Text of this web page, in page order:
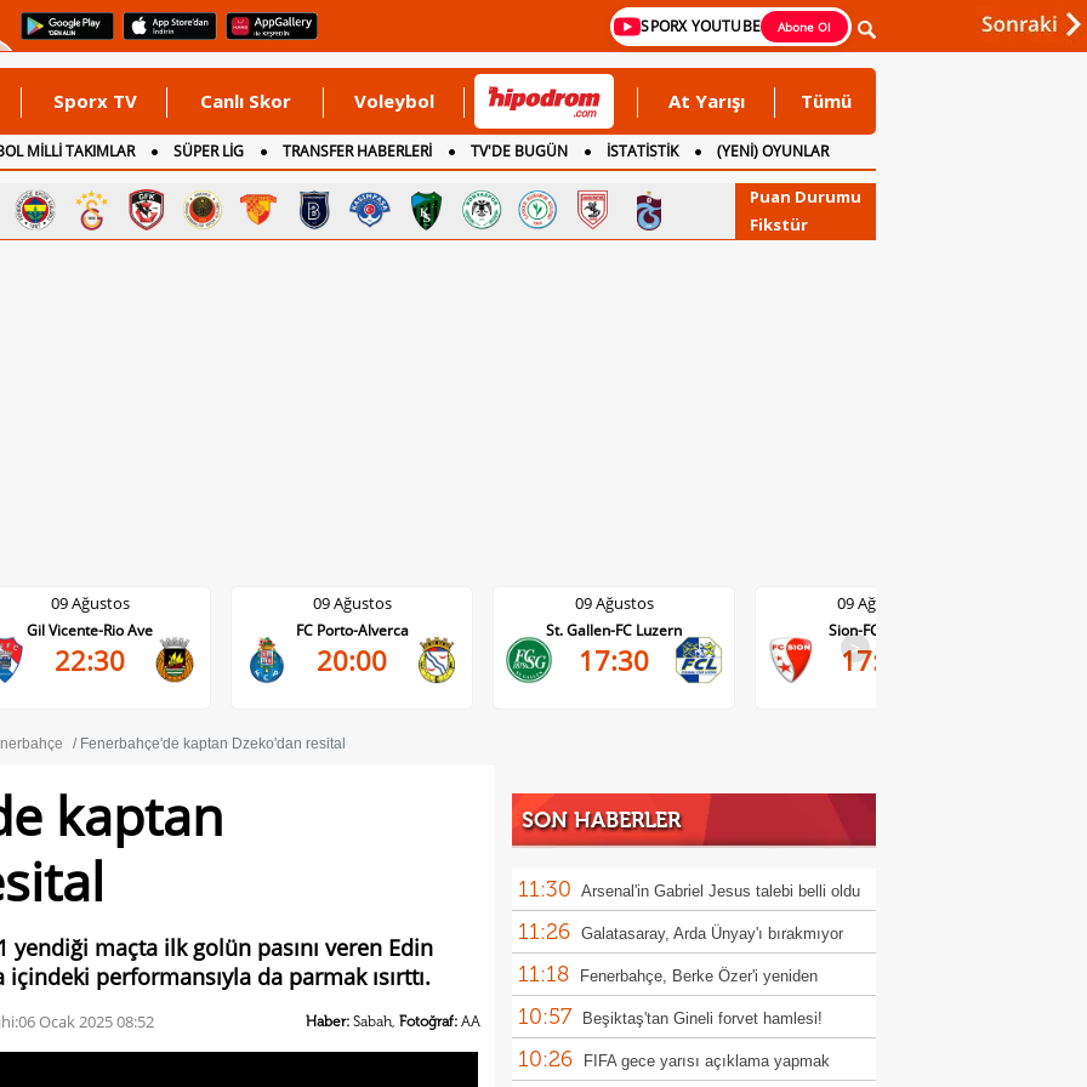
SPORX YOUTUBE Abone Ol
Sporx TV Canlı Skor Voleybol At Yarışı Tümü
MİLLİ TAKIMLAR SÜPER LİG TRANSFER HABERLERİ TV'DE BUGÜN İSTATİSTİK
(YENİ) OYUNLAR
Puan Durumu
Fikstür
09 Ağustos
Gil Vicente-Rio Ave
22:30
09 Ağustos
FC Porto-Alverca
20:00
09 Ağustos
St. Gallen-FC Luzern
17:30
09 Ağustos
Sion-FC Vaduz
17:30
>
Fenerbahçe'de kaptan Dzeko'dan resital
kaptan
maçta ilk golün pasını veren Edin
içindeki performansıyla da parmak ısırttı.
06 Ocak 2025 08:52 Haber: Sabah, Fotoğraf: AA
SON HABERLER
11:30 Arsenal'in Gabriel Jesus talebi belli oldu
11:26 Galatasaray, Arda Ünyay'ı bırakmıyor
11:18 Fenerbahçe, Berke Özer'i yeniden
kadrosuna katmak istiyor
10:57 Beşiktaş'tan Gineli forvet hamlesi!
10:26 FIFA gece yarısı açıklama yapmak